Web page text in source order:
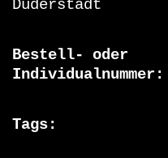
Duderstadt
Bestell- oder
Individualnummer
Tags